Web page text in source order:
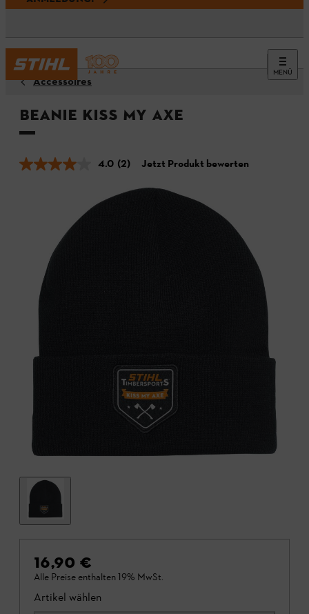
MENÜ
Accessoires
Beanie KISS MY AXE
4.0 (2) Jetzt Produkt bewerten
16,90 €
Alle Preise enthalten 19% MwSt.
Artikel wählen